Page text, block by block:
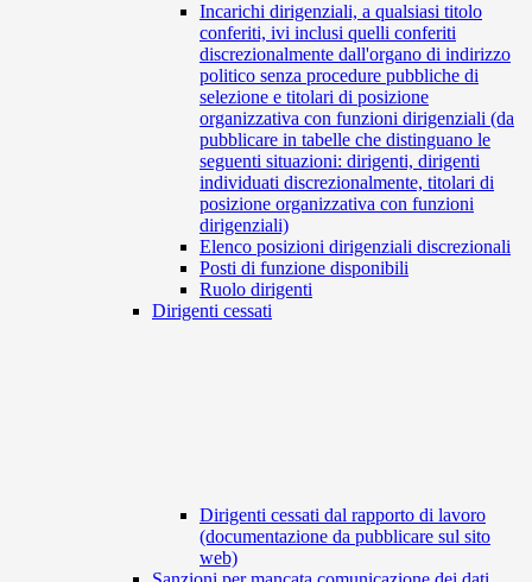
Incarichi dirigenziali, a qualsiasi titolo
conferiti, ivi inclusi quelli conferiti
discrezionalmente dall'organo di indirizzo
politico senza procedure pubbliche di
selezione e titolari di posizione
organizzativa con funzioni dirigenziali (da
pubblicare in tabelle che distinguano le
seguenti situazioni: dirigenti, dirigenti
individuati discrezionalmente, titolari di
posizione organizzativa con funzioni
dirigenziali)
Elenco posizioni dirigenziali discrezionali
Posti di funzione disponibili
Ruolo dirigenti
Dirigenti cessati
Dirigenti cessati dal rapporto di lavoro
(documentazione da pubblicare sul sito
web)